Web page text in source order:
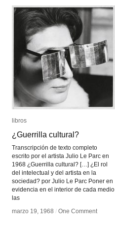
libros
¿Guerrilla cultural?
Transcripción de texto completo
escrito por el artista Julio Le Parc en
1968 ¿Guerrilla cultural? […] ¿El rol
del intelectual y del artista en la
sociedad? por Julio Le Parc Poner en
evidencia en el interior de cada medio
las
marzo 19, 1968 / One Comment
libros
¿Guerrilla cultural?
marzo 19, 1968 / One Comment